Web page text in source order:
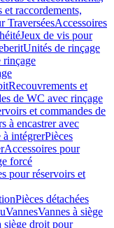
et raccordements,
TraverséesAccessoires
Jeux de vis pour
Unités de rinçage
rinçage
Recouvrements et
de WC avec rinçage
et commandes de
à encastrer avec
à intégrerPièces
Accessoires pour
forcé
pour réservoirs et
Pièces détachées
VannesVannes à siège
siège droit pour